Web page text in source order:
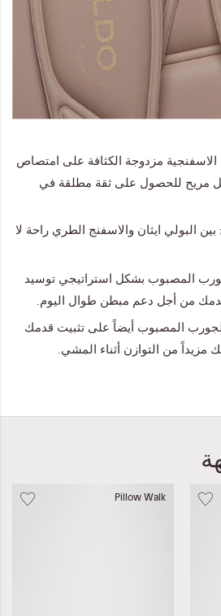
الاسفنجية مزدوجة الكثافة على امتصاص
مريح للحصول على ثقة مطلقة في
بين البولي ايثان والاسفنج الطري راحة لا
المصبوب بشكل استراتيجي توسيد
من أجل دعم مبطن طوال اليوم.
المصبوب أيضاً على تثبيت قدمك
مزيداً من التوازن أثناء المشي.
Pillow Walk